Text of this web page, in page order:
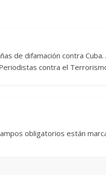
de difamación contra
contra el
obligatorios están